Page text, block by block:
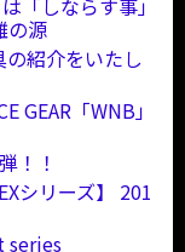
「しならす事」
の源
の紹介をいたし
GEAR「WNB」
！！
シリーズ】 201
series